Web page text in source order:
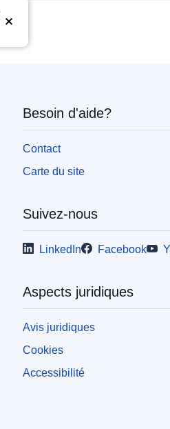
Besoin d'aide?
Contact
Carte du site
Suivez-nous
LinkedIn Facebook
Aspects juridiques
Avis juridiques
Cookies
Accessibilité